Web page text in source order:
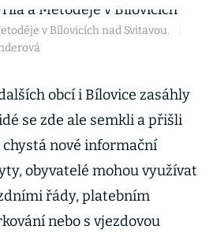
v Bílovicích nad Svitavou.
obcí i Bílovice zasáhly
se zde ale semkli a přišli
chystá nové informační
obyvatelé mohou využívat
řády, platebním
nebo s vjezdovou